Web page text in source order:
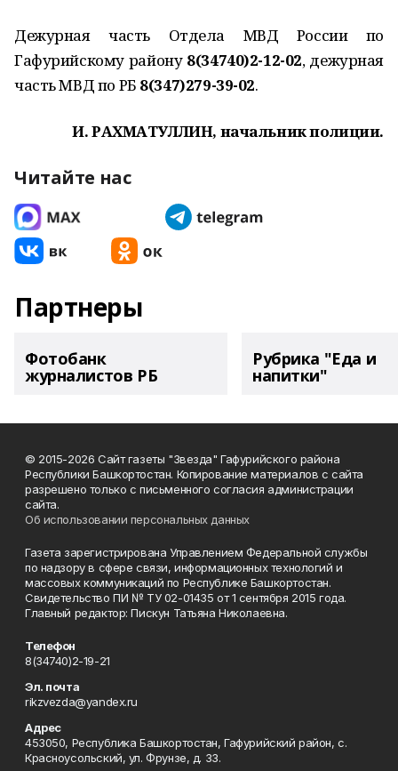
Дежурная часть Отдела МВД России по
Гафурийскому району 8(34740)2-12-02, дежурная
часть МВД по РБ 8(347)279-39-02.
И. РАХМАТУЛЛИН, начальник полиции.
Читайте нас
Партнеры
Фотобанк
журналистов РБ
Рубрика "Еда и
напитки"
© 2015-2026 Сайт газеты "Звезда" Гафурийского района
Республики Башкортостан. Копирование материалов с сайта
разрешено только с письменного согласия администрации
сайта.
Об использовании персональных данных
Газета зарегистрирована Управлением Федеральной службы
по надзору в сфере связи, информационных технологий и
массовых коммуникаций по Республике Башкортостан.
Свидетельство ПИ № ТУ 02-01435 от 1 сентября 2015 года.
Главный редактор: Пискун Татьяна Николаевна.
Телефон
8(34740)2-19-21
Эл. почта
rikzvezda@yandex.ru
Адрес
453050, Республика Башкортостан, Гафурийский район, с.
Красноусольский, ул. Фрунзе, д. 33.